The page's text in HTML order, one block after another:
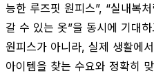
능한 루즈핏 원피스”, “실내복
갈 수 있는 옷”을 동시에 기대
원피스가 아니라, 실제 생활에
아이템을 찾는 수요와 정확히